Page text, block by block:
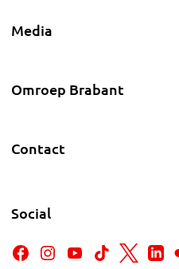
Media
Omroep Brabant
Contact
Social